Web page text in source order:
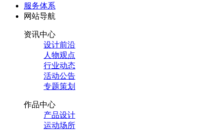
服务体系
网站导航
资讯中心
设计前沿
人物观点
行业动态
活动公告
专题策划
作品中心
产品设计
运动场所